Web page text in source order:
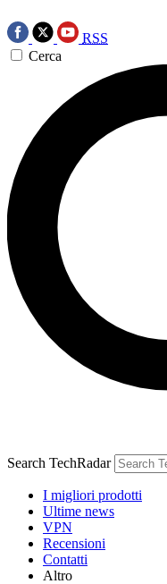
RSS
Cerca
Search TechRadar
I migliori prodotti
Ultime news
VPN
Recensioni
Contatti
Altro